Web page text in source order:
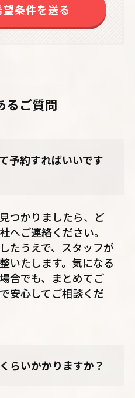
望条件を送る
るご質問
予約すればいいです
つかりましたら、ど
へご連絡ください。
たうえで、スタッフが
いたします。気になる
合でも、まとめてご
安心してご相談くだ
らいかかりますか？